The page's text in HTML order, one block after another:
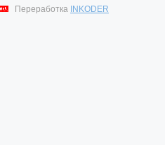
Переработка INKODER